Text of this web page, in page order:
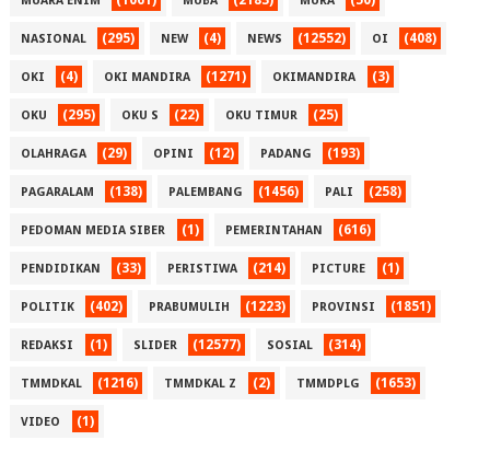
NASIONAL (295) NEW (4) NEWS (12552) OI (408)
OKI (4) OKI MANDIRA (1271) OKIMANDIRA (3)
OKU (295) OKU S (22) OKU TIMUR (25)
OLAHRAGA (29) OPINI (12) PADANG (193)
PAGARALAM (138) PALEMBANG (1456) PALI (258)
PEDOMAN MEDIA SIBER (1) PEMERINTAHAN (616)
PENDIDIKAN (33) PERISTIWA (214) PICTURE (1)
POLITIK (402) PRABUMULIH (1223) PROVINSI (1851)
REDAKSI (1) SLIDER (12577) SOSIAL (314)
TMMDKAL (1216) TMMDKAL Z (2) TMMDPLG (1653)
VIDEO (1)